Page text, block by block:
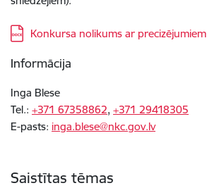
Lejupielādēt:
Konkursa nolikums ar precizējumiem
Informācija
Inga Blese
Tel.: +371 67358862, +371 29418305
E-pasts: inga.blese@nkc.gov.lv
Saistītas tēmas